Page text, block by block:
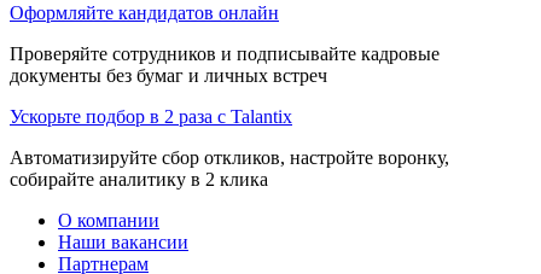
Оформляйте кандидатов онлайн
Проверяйте сотрудников и подписывайте кадровые
документы без бумаг и личных встреч
Ускорьте подбор в 2 раза с Talantix
Автоматизируйте сбор откликов, настройте воронку,
собирайте аналитику в 2 клика
О компании
Наши вакансии
Партнерам